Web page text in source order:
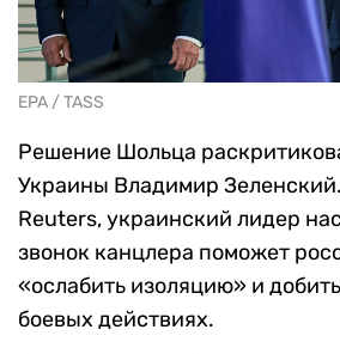
EPA / TASS
Решение Шольца
Украины Владимир
Reuters, украинский лидер
звонок канцлера поможет
«ослабить изоляцию» и
боевых действиях.